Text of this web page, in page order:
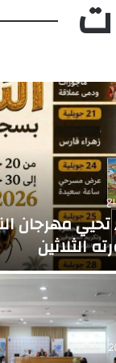
تحيي مهرجان
الثلاثين